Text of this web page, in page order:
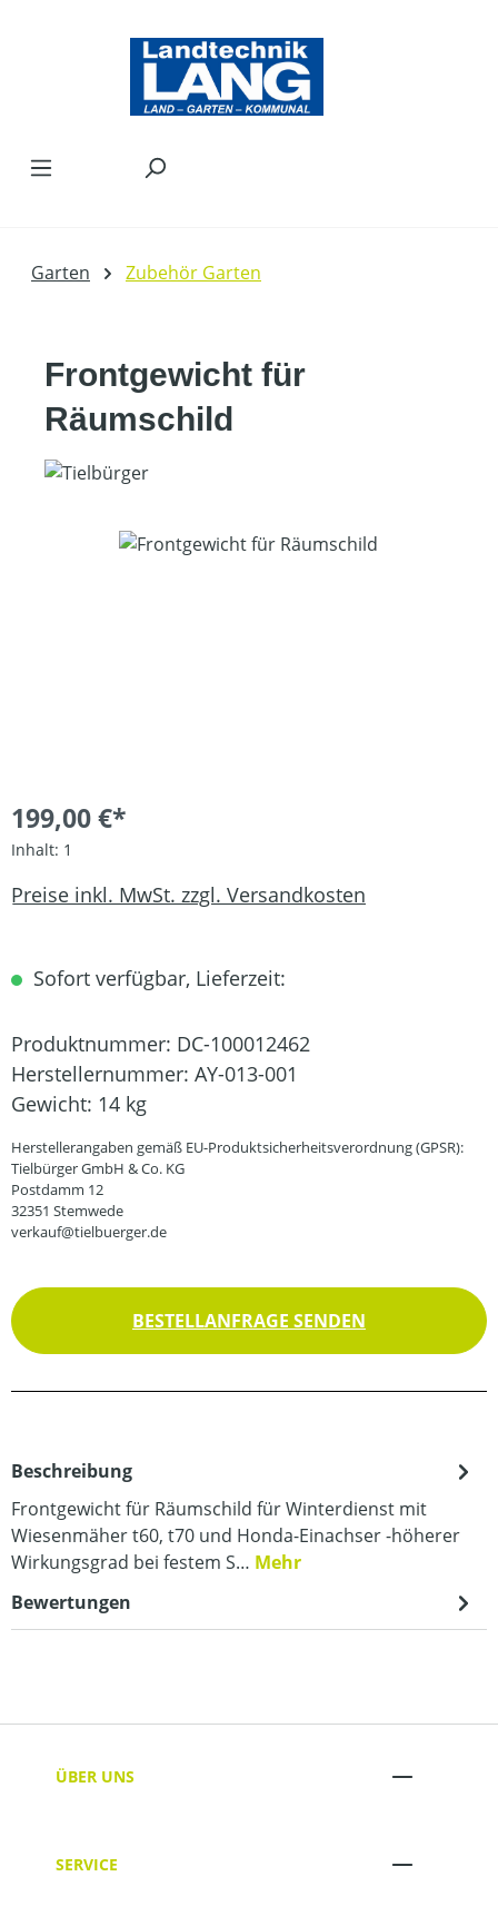
Garten Zubehör Garten
Frontgewicht für
Räumschild
Bildergalerie überspringen
199,00 €*
Inhalt: 1
Preise inkl. MwSt. zzgl. Versandkosten
Sofort verfügbar, Lieferzeit:
Produktnummer: DC-100012462
Herstellernummer: AY-013-001
Gewicht: 14 kg
Herstellerangaben gemäß EU-Produktsicherheitsverordnung (GPSR):
Tielbürger GmbH & Co. KG
Postdamm 12
32351 Stemwede
verkauf@tielbuerger.de
BESTELLANFRAGE SENDEN
Beschreibung
Frontgewicht für Räumschild für Winterdienst mit
Wiesenmäher t60, t70 und Honda-Einachser -höherer
Wirkungsgrad bei festem S… Mehr
Bewertungen
ÜBER UNS
SERVICE